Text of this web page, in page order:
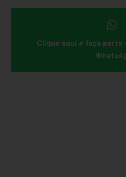
Clique aqui e faça parte